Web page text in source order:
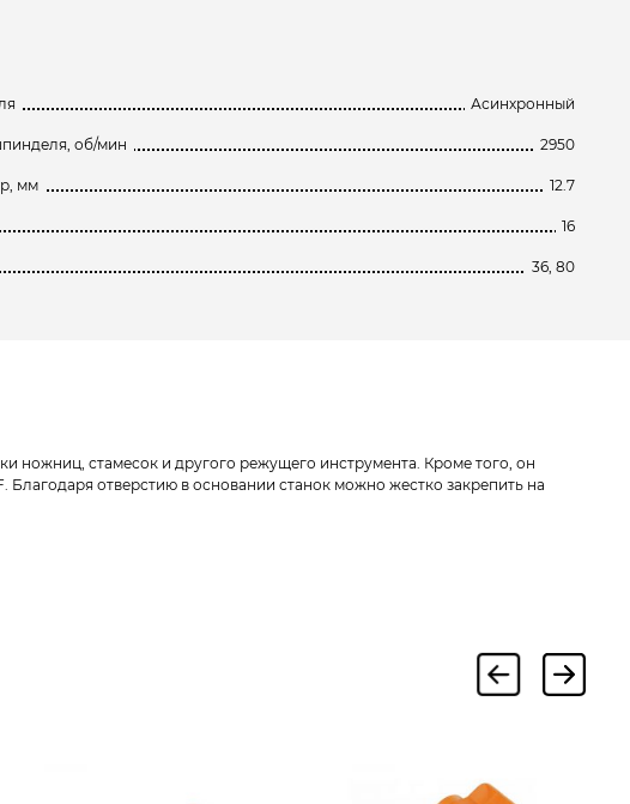
Асинхронный
об/мин 2950
мм 12.7
16
36, 80
ножниц, стамесок и другого режущего инструмента. Кроме того, он
отверстию в основании станок можно жестко закрепить на